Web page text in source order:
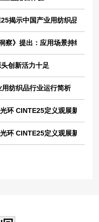
揭示中国产业用纺织品行业
察》提出：应用场景持续扩大
创新活力十足
纺织品行业运行简析
环 CINTE25定义观展新范式
环 CINTE25定义观展新范式